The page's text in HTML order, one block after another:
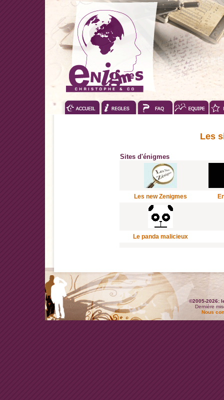
Les
Sites d'énigmes
Les new Zenigmes
Le panda malicieux
©2005-2026:
Dernière
Nous